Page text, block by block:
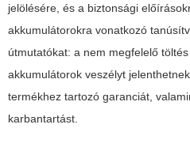
jelölésére, és a biztonsági
akkumulátorokra vonatkozó
útmutatókat: a nem megfelelő
akkumulátorok veszélyt
termékhez tartozó garanciát,
karbantartást.